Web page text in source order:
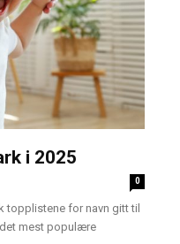
i 2025
0
topplistene for navn gitt til
mest populære